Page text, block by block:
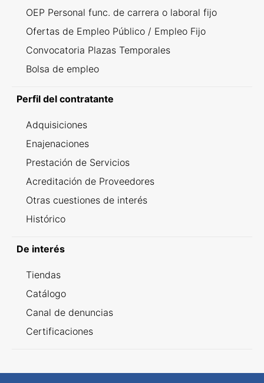
OEP Personal func. de carrera o laboral fijo
Ofertas de Empleo Público / Empleo Fijo
Convocatoria Plazas Temporales
Bolsa de empleo
Perfil del contratante
Adquisiciones
Enajenaciones
Prestación de Servicios
Acreditación de Proveedores
Otras cuestiones de interés
Histórico
De interés
Tiendas
Catálogo
Canal de denuncias
Certificaciones